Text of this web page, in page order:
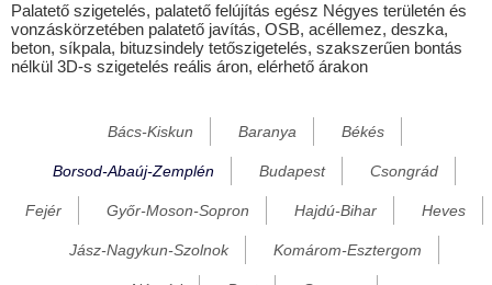
Aszaló
Baktakék
Bánréve
Baskó
Becskeháza
Palatető szigetelés, palatető felújítás egész Négyes területén és
vonzáskörzetében palatető javítás, OSB, acéllemez, deszka,
beton, síkpala, bituzsindely tetőszigetelés, szakszerűen bontás
nélkül 3D-s szigetelés reális áron, elérhető árakon
Bács-Kiskun Baranya Békés
Borsod-Abaúj-Zemplén Budapest Csongrád
Fejér Győr-Moson-Sopron Hajdú-Bihar Heves
Jász-Nagykun-Szolnok Komárom-Esztergom